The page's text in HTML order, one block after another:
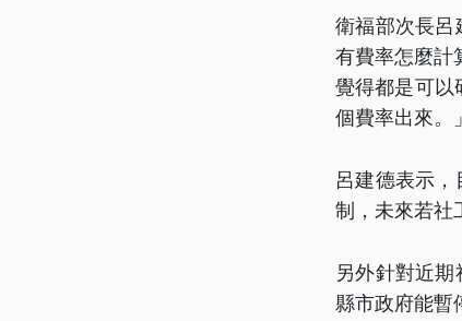
衛福部次長呂
有費率怎麼計
覺得都是可以
個費率出來。」
呂建德表示
制，未來若社
另外針對近
縣市政府能暫